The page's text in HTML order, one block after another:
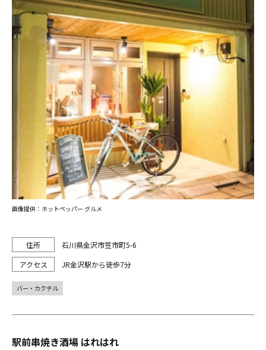
石川県金沢市笠市町5-6
JR金沢駅から徒歩7分
画像提供：ホットペッパー グルメ
バー・カクテル
駅前串焼き酒場 はれはれ